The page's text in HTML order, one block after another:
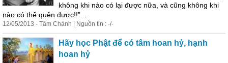
không khi nào có lại được nữa, và cũng không khi
nào có thể quên được!!”...
12/05/2013 - Tâm Chánh | Nguồn tin : -/-
Hãy học Phật để có tâm hoan hỷ, hạnh
hoan hỷ